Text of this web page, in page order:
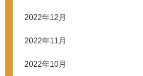
2022年12月
2022年11月
2022年10月